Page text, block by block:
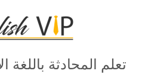
تعلم المحادثة باللغة